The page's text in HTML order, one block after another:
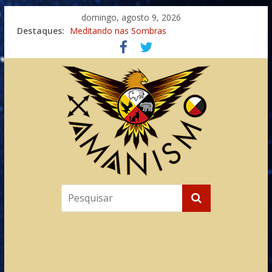
domingo, agosto 9, 2026
Destaques: Meditando nas Sombras
Autosuficiência: A Jornada do Espírito Ancestral
Xamanismo Universal
Totens – Caminho Espiritual – Crescimento
Imaginação na Cura